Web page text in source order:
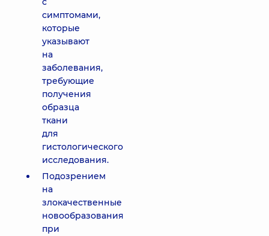
симптомами,
которые
указывают
на
заболевания,
требующие
получения
образца
ткани
для
гистологического
исследования.
Подозрением
на
злокачественные
новообразования
при